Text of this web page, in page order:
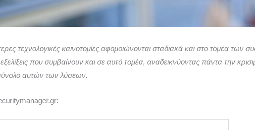
τεχνολογικές καινοτομίες αφομοιώνονται σταδιακά και στο τομέα
που συμβαίνουν και σε αυτό τομέα, αναδεικνύοντας πάντα την
αυτών των λύσεων.